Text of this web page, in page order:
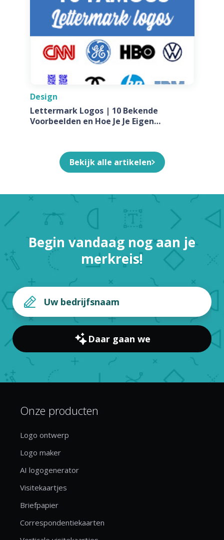
Design
Lettermark Logos | 10 Bekende
Voorbeelden en Hoe Je Je Eigen
Bekijk alle artikelen
Begin vandaag nog aan je
merkreis!
Daar gaan we
Onze producten
Logo ontwerp
Logo maker
AI logogenerator
Visitekaartjes
Briefpapier
Correspondentiekaarten